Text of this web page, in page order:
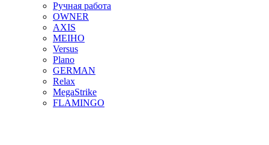
Ручная работа
OWNER
AXIS
MEIHO
Versus
Plano
GERMAN
Relax
MegaStrike
FLAMINGO